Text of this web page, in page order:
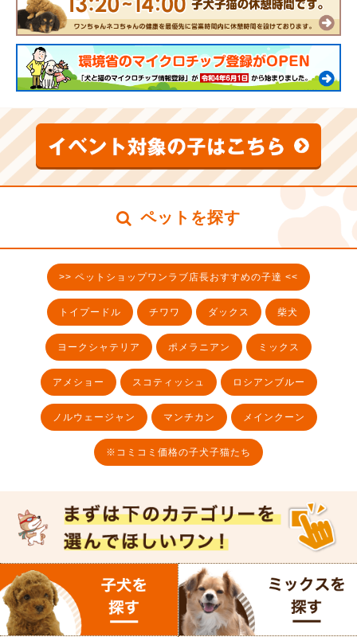
ペットを探す
>> ペットショップワンラブ店長おすすめの子達 <<
トイプードル チワワ ダックス 柴犬
ヨークシャテリア ポメラニアン ミックス
アメショー スコティッシュ ロシアンブルー
ノルウェージャン マンチカン メインクーン
※コミコミ価格の子犬子猫たち